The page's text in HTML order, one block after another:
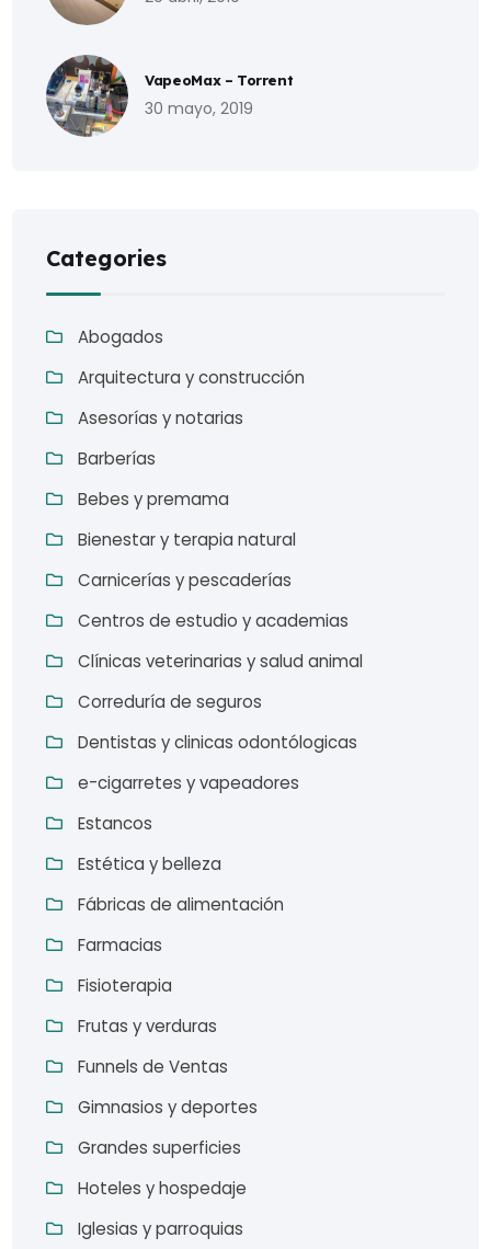
VapeoMax – Torrent
30 mayo, 2019
Categories
Abogados
Arquitectura y construcción
Asesorías y notarias
Barberías
Bebes y premama
Bienestar y terapia natural
Carnicerías y pescaderías
Centros de estudio y academias
Clínicas veterinarias y salud animal
Correduría de seguros
Dentistas y clinicas odontólogicas
e-cigarretes y vapeadores
Estancos
Estética y belleza
Fábricas de alimentación
Farmacias
Fisioterapia
Frutas y verduras
Funnels de Ventas
Gimnasios y deportes
Grandes superficies
Hoteles y hospedaje
Iglesias y parroquias